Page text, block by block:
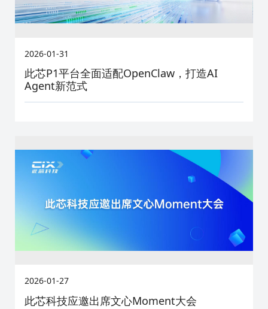
2026-01-31
此芯P1平台全面适配OpenClaw，打造AI
Agent新范式
2026-01-27
此芯科技应邀出席文心Moment大会